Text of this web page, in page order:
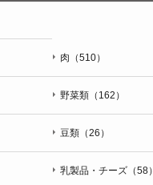
肉（510）
野菜類（162）
豆類（26）
乳製品・チーズ（58）